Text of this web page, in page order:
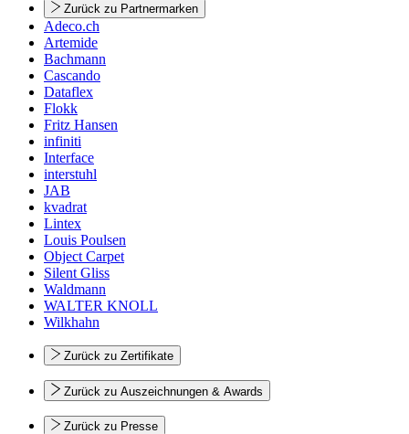
Zurück zu Partnermarken
Adeco.ch
Artemide
Bachmann
Cascando
Dataflex
Flokk
Fritz Hansen
infiniti
Interface
interstuhl
JAB
kvadrat
Lintex
Louis Poulsen
Object Carpet
Silent Gliss
Waldmann
WALTER KNOLL
Wilkhahn
Zurück zu Zertifikate
Zurück zu Auszeichnungen & Awards
Zurück zu Presse